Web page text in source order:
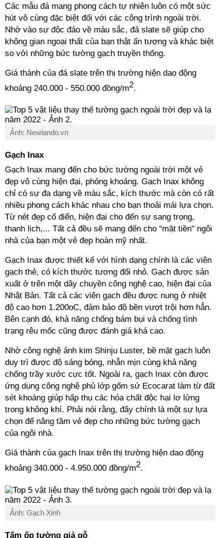
Các mẫu đá mang phong cách tự nhiên luôn có một sức
hút vô cùng đặc biệt đối với các công trình ngoài trời.
Nhờ vào sự độc đáo về màu sắc, đá slate sẽ giúp cho
không gian ngoại thất của bạn thật ấn tượng và khác biệt
so với những bức tường gạch truyền thống.
Giá thành của đá slate trên thị trường hiện dao động
khoảng 240.000 - 550.000 đồng/m2.
Ảnh: Newlando.vn
Gạch Inax
Gạch Inax mang đến cho bức tường ngoài trời một vẻ
đẹp vô cùng hiện đại, phóng khoáng. Gạch Inax không
chỉ có sự đa dạng về màu sắc, kích thước mà còn có rất
nhiều phong cách khác nhau cho bạn thoải mái lựa chọn.
Từ nét đẹp cổ điển, hiện đại cho đến sự sang trọng,
thanh lịch,... Tất cả đều sẽ mang đến cho “mặt tiền" ngôi
nhà của bạn một vẻ đẹp hoàn mỹ nhất.
Gạch Inax được thiết kế với hình dạng chính là các viên
gạch thẻ, có kích thước tương đối nhỏ. Gạch được sản
xuất ở trên một dây chuyền công nghệ cao, hiện đại của
Nhật Bản. Tất cả các viên gạch đều được nung ở nhiệt
độ cao hơn 1.200oC, đảm bảo độ bền vượt trội hơn hẳn.
Bên cạnh đó, khả năng chống bám bụi và chống tình
trạng rêu mốc cũng được đánh giá khá cao.
Nhờ công nghệ ánh kim Shinju Luster, bề mặt gạch luôn
duy trì được độ sáng bóng, nhẵn mịn cùng khả năng
chống trầy xước cực tốt. Ngoài ra, gạch Inax còn được
ứng dụng công nghệ phủ lớp gốm sứ Ecocarat làm từ đất
sét khoáng giúp hấp thụ các hóa chất độc hại lơ lửng
trong không khí. Phải nói rằng, đây chính là một sự lựa
chọn để nâng tầm vẻ đẹp cho những bức tường gạch
của ngôi nhà.
Giá thành của gạch Inax trên thị trường hiện dao động
khoảng 340.000 - 4.950.000 đồng/m2.
Ảnh: Gạch Xinh
Tấm ốp tường giả gỗ